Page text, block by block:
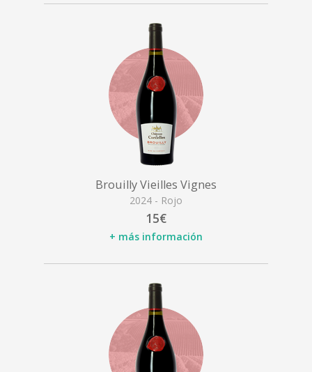
Brouilly Vieilles Vignes
2024 - Rojo
15€
+ más información